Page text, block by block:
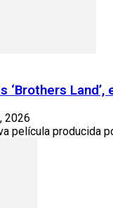
‘Brothers
2026
película producida